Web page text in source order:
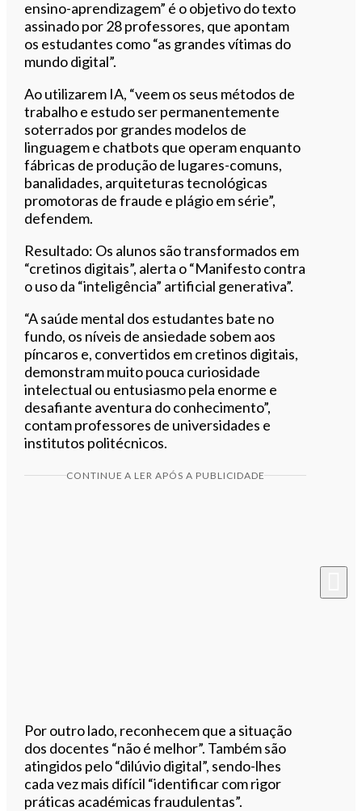
ensino-aprendizagem” é o objetivo do texto
assinado por 28 professores, que apontam
os estudantes como “as grandes vítimas do
mundo digital”.
Ao utilizarem IA, “veem os seus métodos de
trabalho e estudo ser permanentemente
soterrados por grandes modelos de
linguagem e chatbots que operam enquanto
fábricas de produção de lugares-comuns,
banalidades, arquiteturas tecnológicas
promotoras de fraude e plágio em série”,
defendem.
Resultado: Os alunos são transformados em
“cretinos digitais”, alerta o “Manifesto contra
o uso da “inteligência” artificial generativa”.
“A saúde mental dos estudantes bate no
fundo, os níveis de ansiedade sobem aos
píncaros e, convertidos em cretinos digitais,
demonstram muito pouca curiosidade
intelectual ou entusiasmo pela enorme e
desafiante aventura do conhecimento”,
contam professores de universidades e
institutos politécnicos.
CONTINUE A LER APÓS A PUBLICIDADE
Por outro lado, reconhecem que a situação
dos docentes “não é melhor”. Também são
atingidos pelo “dilúvio digital”, sendo-lhes
cada vez mais difícil “identificar com rigor
práticas académicas fraudulentas”.